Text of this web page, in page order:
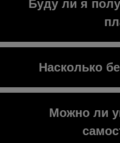
платежные
Буду ли я
Да.
Насколько
Абсолютно
шифрование MAIB.
Можно ли